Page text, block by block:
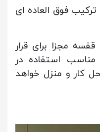
فوق العاده ای
این مدل کتابخانه، دارای 6 قفسه مجزا برای قرار
استفاده در
کار و منزل خواهد